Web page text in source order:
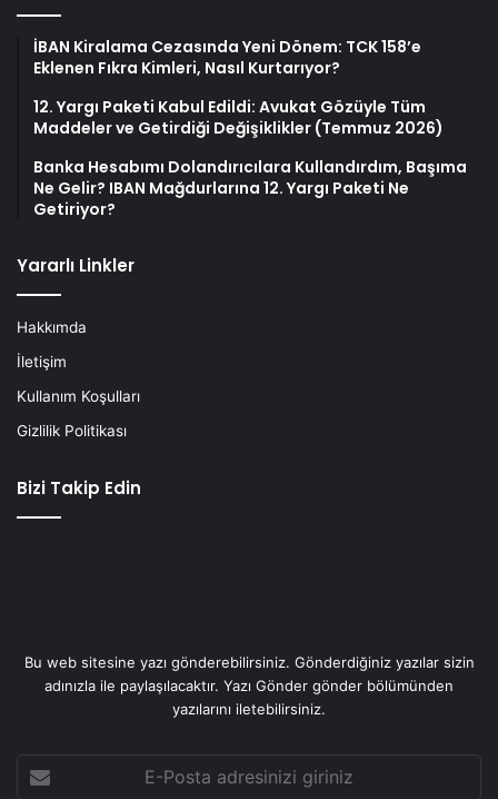
İBAN Kiralama Cezasında Yeni Dönem: TCK 158’e
Eklenen Fıkra Kimleri, Nasıl Kurtarıyor?
12. Yargı Paketi Kabul Edildi: Avukat Gözüyle Tüm
Maddeler ve Getirdiği Değişiklikler (Temmuz 2026)
Banka Hesabımı Dolandırıcılara Kullandırdım, Başıma
Ne Gelir? IBAN Mağdurlarına 12. Yargı Paketi Ne
Getiriyor?
Yararlı Linkler
Hakkımda
İletişim
Kullanım Koşulları
Gizlilik Politikası
Bizi Takip Edin
Bu web sitesine yazı gönderebilirsiniz. Gönderdiğiniz yazılar sizin
adınızla ile paylaşılacaktır. Yazı Gönder gönder bölümünden
yazılarını iletebilirsiniz.
Posta